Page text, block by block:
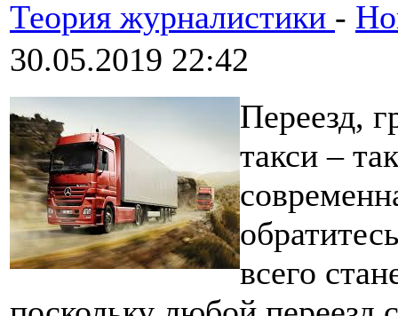
Теория журналистики -
30.05.2019 22:42
Переезд,
такси –
всего